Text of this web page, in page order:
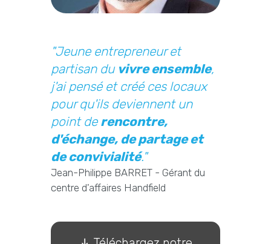
"Jeune entrepreneur et
partisan du vivre ensemble,
j'ai pensé et créé ces locaux
pour qu'ils deviennent un
point de rencontre,
d'échange, de partage et
de convivialité."
Jean-Philippe BARRET - Gérant du
centre d'affaires Handfield